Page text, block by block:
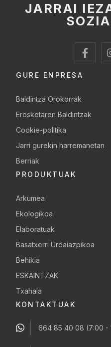
JARRAI
GURE ENPRESA
Baldintza Orokorrak
Erosketaren Baldintzak
Cookie-politika
Jarri gurekin harremanetan
Berriak
PRODUKTUAK
Arkumea
Ekologikoa
Elaboratuak
Basatxerri Urdaiazpikoa
Behikia
ESKAINTZAK
Txahala
KONTAKTUAK
664 85 40 08 (7:00 -